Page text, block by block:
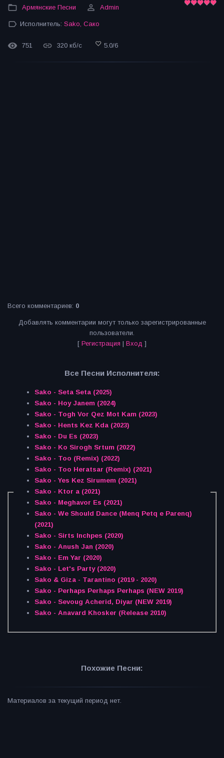
Армянские Песни Admin
Исполнитель: Sako Сако
751 320 кб/с 5.0/6
Всего комментариев: 0
Добавлять комментарии могут только зарегистрированные
пользователи.
[ Регистрация | Вход ]
Все Песни Исполнителя:
Sako - Seta Seta (2025)
Sako - Hoy Janem (2024)
Sako - Togh Vor Qez Mot Kam (2023)
Sako - Hents Kez Kda (2023)
Sako - Du Es (2023)
Sako - Ko Sirogh Srtum (2022)
Sako - Too (Remix) (2022)
Sako - Too Heratsar (Remix) (2021)
Sako - Yes Kez Sirumem (2021)
Sako - Ktor a (2021)
Sako - Meghavor Es (2021)
Sako - We Should Dance (Menq Petq e Parenq)
(2021)
Sako - Sirts Inchpes (2020)
Sako - Anush Jan (2020)
Sako - Em Yar (2020)
Sako - Let's Party (2020)
Sako & Giza - Tarantino (2019 - 2020)
Sako - Perhaps Perhaps Perhaps (NEW 2019)
Sako - Sevoug Acherid, Diyar (NEW 2019)
Sako - Anavard Khosker (Release 2010)
Похожие Песни:
Материалов за текущий период нет.